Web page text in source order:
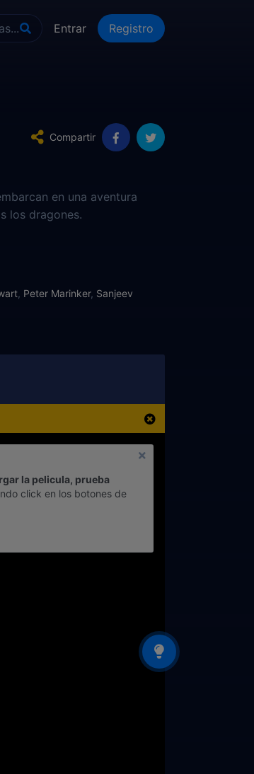
Entrar Registro
Compartir
en una aventura
los dragones.
Peter Marinker, Sanjeev
la pelicula, prueba
click en los botones de